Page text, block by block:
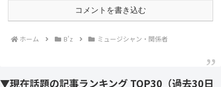
コメントを書き込む
ホーム B'z ミュージシャン・関係者
▼現在話題の記事ランキング TOP30（過去30日